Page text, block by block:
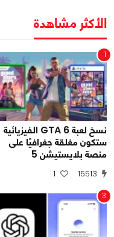
الأكثر مشاهدة
1
نسخ لعبة GTA 6 الفيزيائية
ستكون مغلقة جغرافيًا على
منصة بلايستيشن 5
15513
1
3